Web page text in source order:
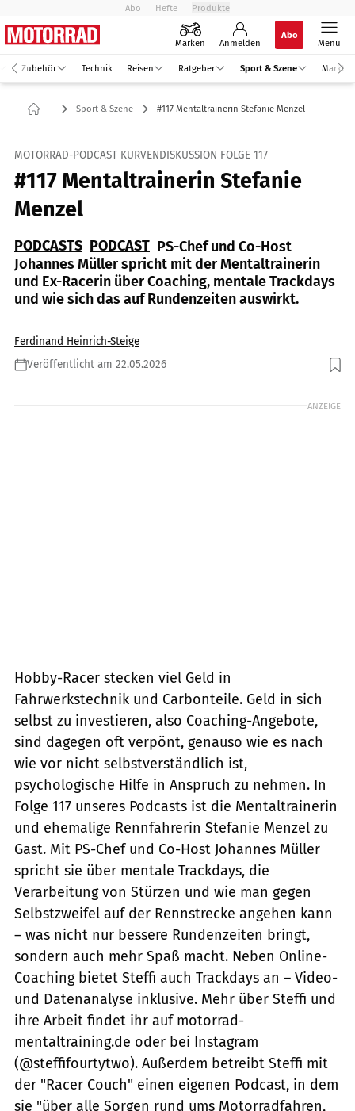
Abo Hefte Produkte
Marken Anmelden
Abo
Menü
Zubehör Technik Reisen Ratgeber Sport & Szene Markt
Sport & Szene #117 Mentaltrainerin Stefanie Menzel
MOTORRAD-PODCAST KURVENDISKUSSION FOLGE 117
#117 Mentaltrainerin Stefanie
Menzel
PODCASTS PODCAST PS-Chef und Co-Host
Johannes Müller spricht mit der Mentaltrainerin
und Ex-Racerin über Coaching, mentale Trackdays
und wie sich das auf Rundenzeiten auswirkt.
Ferdinand Heinrich-Steige
Veröffentlicht am 22.05.2026
Foto: Stefanie Menzel
ANZEIGE
Hobby-Racer stecken viel Geld in
Fahrwerkstechnik und Carbonteile. Geld in sich
selbst zu investieren, also Coaching-Angebote,
sind dagegen oft verpönt, genauso wie es nach
wie vor nicht selbstverständlich ist,
psychologische Hilfe in Anspruch zu nehmen. In
Folge 117 unseres Podcasts ist die Mentaltrainerin
und ehemalige Rennfahrerin Stefanie Menzel zu
Gast. Mit PS-Chef und Co-Host Johannes Müller
spricht sie über mentale Trackdays, die
Verarbeitung von Stürzen und wie man gegen
Selbstzweifel auf der Rennstrecke angehen kann
– was nicht nur bessere Rundenzeiten bringt,
sondern auch mehr Spaß macht. Neben Online-
Coaching bietet Steffi auch Trackdays an – Video-
und Datenanalyse inklusive. Mehr über Steffi und
ihre Arbeit findet ihr auf motorrad-
mentaltraining.de oder bei Instagram
(@steffifourtytwo). Außerdem betreibt Steffi mit
der "Racer Couch" einen eigenen Podcast, in dem
sie "über alle Sorgen rund ums Motorradfahren,